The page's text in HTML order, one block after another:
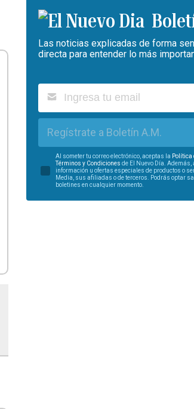
Las noticias explicadas de forma
directa para entender lo más
Regístrate a Boletín A.M.
Al someter tu correo electrónico, aceptas la Política
Términos y Condiciones de El Nuevo Día.
información u ofertas especiales de productos o
Media, sus afiliadas o de terceros. Podrás optar
boletines en cualquier momento.